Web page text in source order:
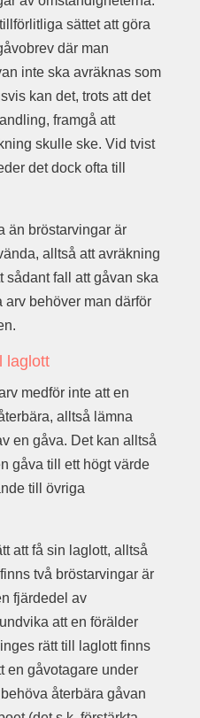
sättet att göra
där man
inte ska avräknas som
kan det, trots att det
framgå att
skulle ske. Vid tvist
det dock ofta till
än bröstarvingar är
alltså att avräkning
sådant fall att gåvan ska
arv behöver man därför
laglott
medför inte att en
alltså lämna
en gåva. Det kan alltså
gåva till ett högt värde
till övriga
att få sin laglott, alltså
två bröstarvingar är
fjärdedel av
att en förälder
rätt till laglott finns
en gåvotagare under
återbära gåvan